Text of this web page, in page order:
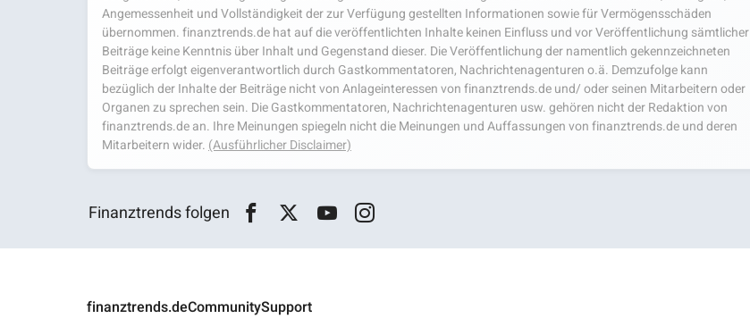
Angemessenheit und Vollständigkeit der zur Verfügung gestellten Informationen sowie für Vermögensschäden
übernommen. finanztrends.de hat auf die veröffentlichten Inhalte keinen Einfluss und vor Veröffentlichung sämtlicher
Beiträge keine Kenntnis über Inhalt und Gegenstand dieser. Die Veröffentlichung der namentlich gekennzeichneten
Beiträge erfolgt eigenverantwortlich durch Gastkommentatoren, Nachrichtenagenturen o.ä. Demzufolge kann
bezüglich der Inhalte der Beiträge nicht von Anlageinteressen von finanztrends.de und/ oder seinen Mitarbeitern oder
Organen zu sprechen sein. Die Gastkommentatoren, Nachrichtenagenturen usw. gehören nicht der Redaktion von
finanztrends.de an. Ihre Meinungen spiegeln nicht die Meinungen und Auffassungen von finanztrends.de und deren
Mitarbeitern wider. (Ausführlicher Disclaimer)
Finanztrends folgen
finanztrends.deCommunitySupport